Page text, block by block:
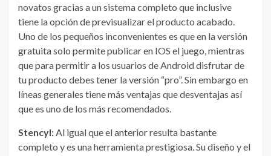
novatos gracias a un sistema completo que inclusive
tiene la opción de previsualizar el producto acabado.
Uno de los pequeños inconvenientes es que en la versión
gratuita solo permite publicar en IOS el juego, mientras
que para permitir a los usuarios de Android disfrutar de
tu producto debes tener la versión “pro”. Sin embargo en
líneas generales tiene más ventajas que desventajas así
que es uno de los más recomendados.
Stencyl: Al igual que el anterior resulta bastante
completo y es una herramienta prestigiosa. Su diseño y el